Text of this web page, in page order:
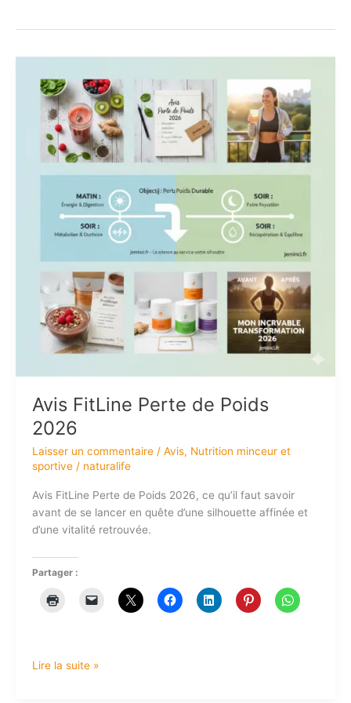
Avis FitLine Perte de Poids
2026
Laisser un commentaire / Avis, Nutrition minceur et
sportive/ naturalife
Avis FitLine Perte de Poids 2026, ce qu’il faut savoir
avant de se lancer en quête d’une silhouette affinée et
d’une vitalité retrouvée.
Partager :
FitLine
Perte
Poids
2026
Lire la suite »